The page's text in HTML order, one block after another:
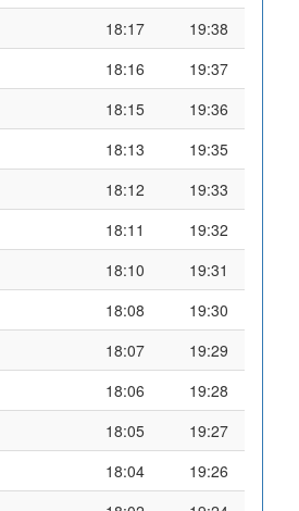
18:17
19:38
18:16
19:37
18:15
19:36
18:13
19:35
18:12
19:33
18:11
19:32
18:10
19:31
18:08
19:30
18:07
19:29
18:06
19:28
18:05
19:27
18:04
19:26